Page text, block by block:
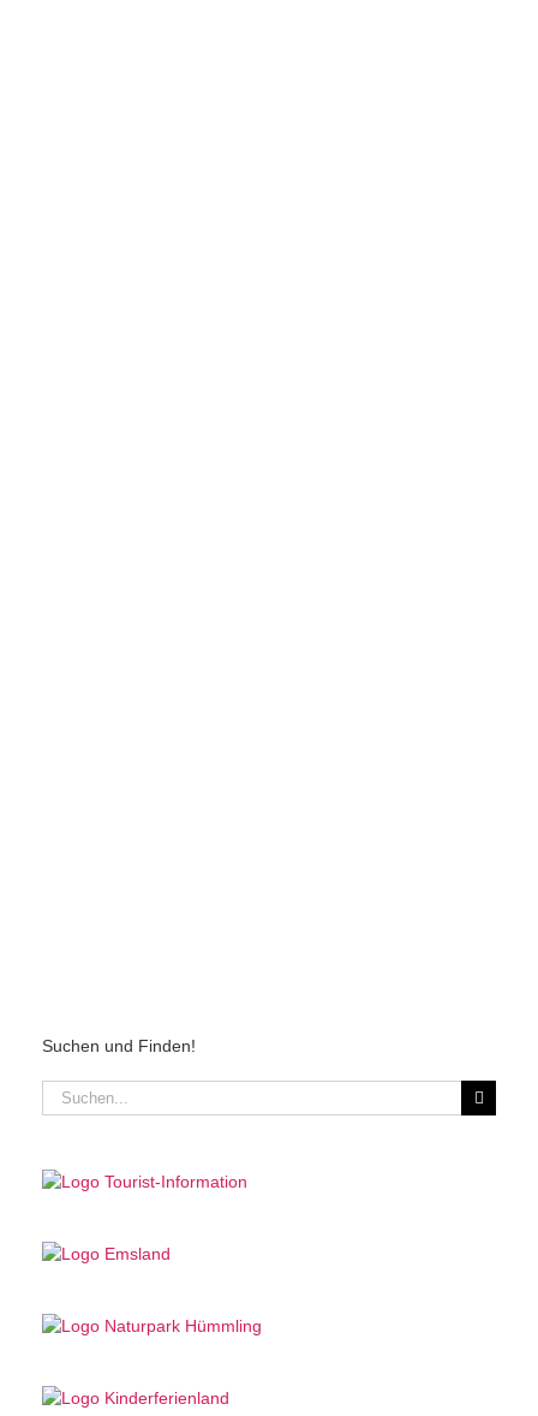
Suchen und Finden!
Suche
nach: